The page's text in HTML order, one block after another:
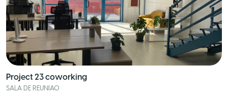
Project 23 coworking
SALA DE REUNIAO